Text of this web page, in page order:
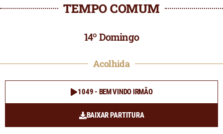
TEMPO COMUM
14º Domingo
Acolhida
1049 - BEM VINDO IRMÃO
BAIXAR PARTITURA